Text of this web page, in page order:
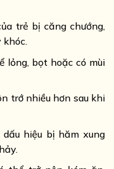
trẻ bị căng chướng,
khóc.
lỏng, bọt hoặc có mùi
trớ nhiều hơn sau khi
dấu hiệu bị hăm xung